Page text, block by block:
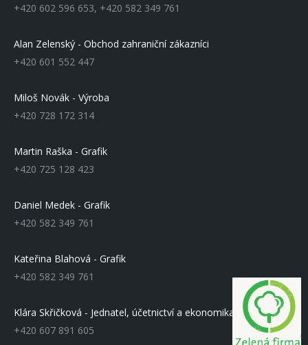
+420 602 596 653, +420 582 349 761
Alan Zelenský - Obchod zahraniční zákazníci
+420 601 552 447
Miloš Novák - Výroba
+420 728 172 314
Martin Raška - Grafik
+420 725 128 423
Daniel Medek - Grafik
+420 582 349 761
Kateřina Blahová - Grafik
+420 582 349 761
Klára Skřičková - Jednatel, účetnictví a ekonomika
+420 607 891 605